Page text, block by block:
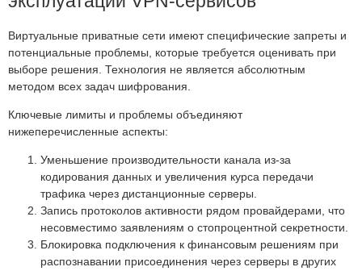
Виртуальные приватные сети имеют специфические запреты и
потенциальные проблемы, которые требуется оценивать при
выборе решения. Технология не является абсолютным
методом всех задач шифрования.
Ключевые лимиты и проблемы объединяют
нижеперечисленные аспекты:
Уменьшение производительности канала из-за
кодирования данных и увеличения курса передачи
трафика через дистанционные серверы.
Запись протоколов активности рядом провайдерами, что
несовместимо заявлениям о стопроцентной секретности.
Блокировка подключения к финансовым решениям при
распознавании присоединения через серверы в других